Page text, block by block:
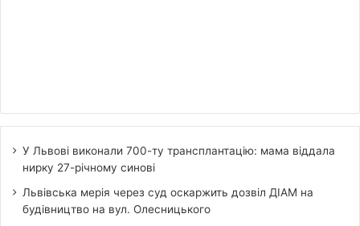
У Львові виконали 700-ту трансплантацію: мама віддала
нирку 27-річному синові
Львівська мерія через суд оскаржить дозвіл ДІАМ на
будівництво на вул. Олесницького